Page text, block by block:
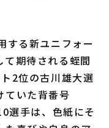
する新ユニフォー
期待される蛭間
2位の古川雄大選
ていた背番号
選手は、色紙にそ